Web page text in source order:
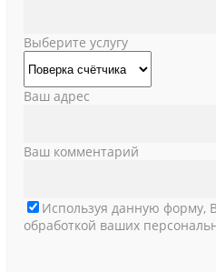
Выберите услугу
Ваш адрес
Ваш комментарий
Используя данную форму,
обработкой ваших